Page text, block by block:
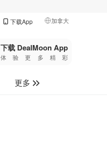
下载App 加拿大
🇺🇸
美国
🇨🇳中国
🇨🇦加拿大
下载 DealMoon App
体验更多精彩
更多